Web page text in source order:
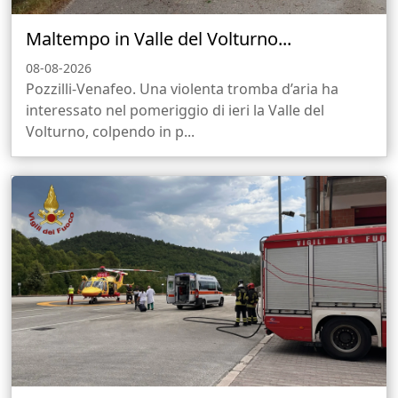
Maltempo in Valle del Volturno...
08-08-2026
Pozzilli-Venafeo. Una violenta tromba d’aria ha
interessato nel pomeriggio di ieri la Valle del
Volturno, colpendo in p...